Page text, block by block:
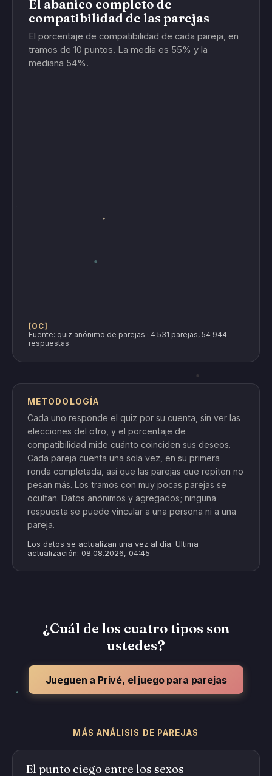
El abanico completo de
compatibilidad de las parejas
El porcentaje de compatibilidad de cada pareja, en
tramos de 10 puntos. La media es 55% y la
mediana 54%.
[OC]
Fuente: quiz anónimo de parejas · 4 531 parejas, 54 944
respuestas
METODOLOGÍA
Cada uno responde el quiz por su cuenta, sin ver las
elecciones del otro, y el porcentaje de
compatibilidad mide cuánto coinciden sus deseos.
Cada pareja cuenta una sola vez, en su primera
ronda completada, así que las parejas que repiten no
pesan más. Los tramos con muy pocas parejas se
ocultan. Datos anónimos y agregados; ninguna
respuesta se puede vincular a una persona ni a una
pareja.
Los datos se actualizan una vez al día. Última
actualización: 08.08.2026, 04:45
¿Cuál de los cuatro tipos son
ustedes?
Jueguen a Privé, el juego para parejas
MÁS ANÁLISIS DE PAREJAS
El punto ciego entre los sexos